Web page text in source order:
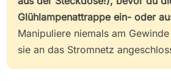
Glühlampenattrappe ein- oder
Manipuliere niemals am
sie an das Stromnetz